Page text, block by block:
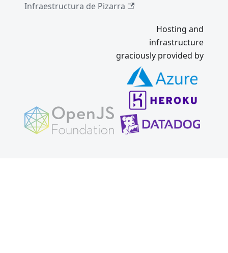
Infraestructura de Pizarra
Hosting and
infrastructure
graciously provided by